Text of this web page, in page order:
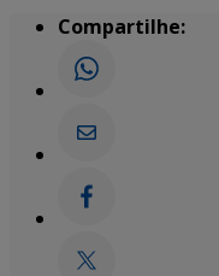
Compartilhe: